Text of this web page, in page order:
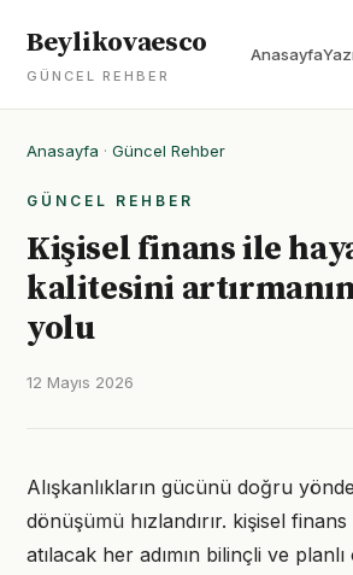
Beylikovaesco
GÜNCEL REHBER
Anasayfa
Anasayfa · Güncel Rehber
GÜNCEL REHBER
Kişisel finans ile
kalitesini
yolu
12 Mayıs 2026
Alışkanlıkların gücünü doğru
dönüşümü hızlandırır. kişisel
atılacak her adımın bilinçli ve planlı